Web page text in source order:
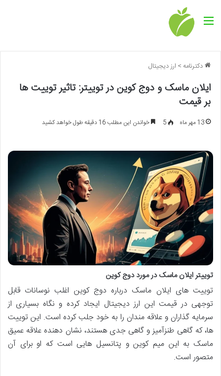
منو
دکترنامه > ارز دیجیتال
ایلان ماسک و دوج کوین در توییتر: تاثیر توییت ها
بر قیمت
13 مهر ماه 5 خواندن این مطلب 16 دقیقه طول خواهد کشید
توییتر ایلان ماسک در مورد دوج کوین
توییت های ایلان ماسک درباره دوج کوین اغلب نوسانات قابل
توجهی در قیمت این ارز دیجیتال ایجاد کرده و نگاه بسیاری از
سرمایه گذاران و علاقه مندان را به خود جلب کرده است. این توییت
ها، که گاهی طنزآمیز و گاهی جدی هستند، نشان دهنده علاقه عمیق
ماسک به این میم کوین و پتانسیل هایی است که او برای آن
متصور است.